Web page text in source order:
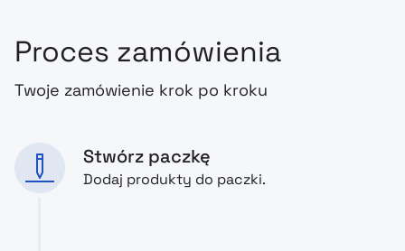
Proces zamówienia
Twoje zamówienie krok po kroku
Stwórz paczkę
Dodaj produkty do paczki.